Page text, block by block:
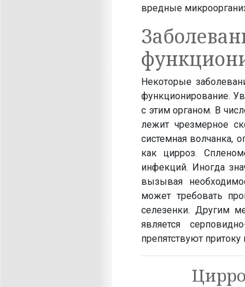
вредные
Некоторые
функционирование.
с этим органом. В
лежит чрезмерное
системная волчанка,
как цирроз.
инфекций. Иногда
вызывая
может требовать
селезенки. Другим
является
препятствуют